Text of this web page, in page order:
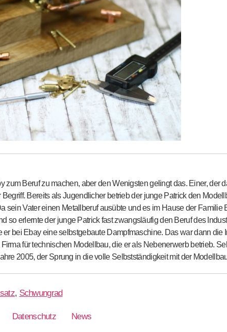
zum Beruf zu machen, aber den Wenigsten gelingt das. Einer, der
Bereits als Jugendlicher betrieb der junge Patrick den
sein Vater einen Metallberuf ausübte und es im Hause der
so erlernte der junge Patrick fast zwangsläufig den Beruf des
bei Ebay eine selbstgebaute Dampfmaschine. Das war dann die
für technischen Modellbau, die er als Nebenerwerb betrieb.
2005, der Sprung in die volle Selbstständigkeit mit der
, Schwungrad
Datenschutz News